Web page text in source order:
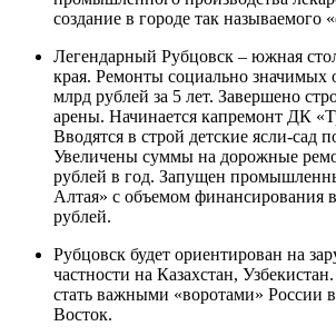
создание в городе так называемого
Легендарный Рубцовск – южная
края. Ремонты социально значимых
млрд рублей за 5 лет. Завершено
арены. Начинается капремонт ДК
Вводятся в строй детские ясли-сад
Увеличены суммы на дорожные
рублей в год. Запущен
Алтая» с объемом финансирования
рублей.
Рубцовск будет ориентирован на
частности на Казахстан,
стать важными «воротами» России
Восток.